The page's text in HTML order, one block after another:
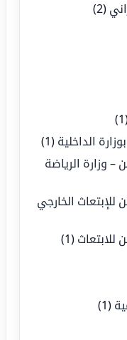
(2)
الداخلية (1)
– وزارة الرياضة
للإبتعاث الخارجي
للابتعاث (1)
(1)